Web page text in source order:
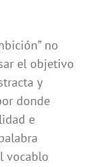
no
el objetivo
y
donde
e
vocablo